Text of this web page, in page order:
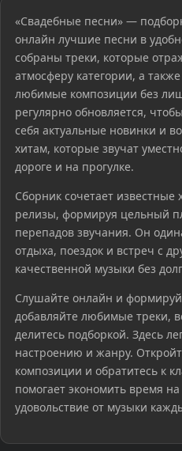
«Свадебные песни» —
онлайн лучшие песни в
собраны треки, которые
атмосферу категории, а
любимые композиции без
регулярно обновляется,
себя актуальные новинки и
хитам, которые звучат
дороге и на прогулке.
Сборник сочетает
релизы, формируя цельный
перепадов звучания. Он
отдыха, поездок и встреч с
качественной музыки без
Слушайте онлайн и
добавляйте любимые треки,
делитесь подборкой. Здесь
настроению и жанру.
композиции и обратитесь к
помогает экономить время
удовольствие от музыки